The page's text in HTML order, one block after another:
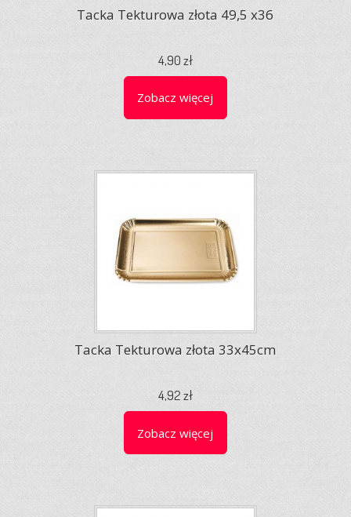
Tacka Tekturowa złota 49,5 x36
4,90 zł
Zobacz więcej
Tacka Tekturowa złota 33x45cm
4,92 zł
Zobacz więcej